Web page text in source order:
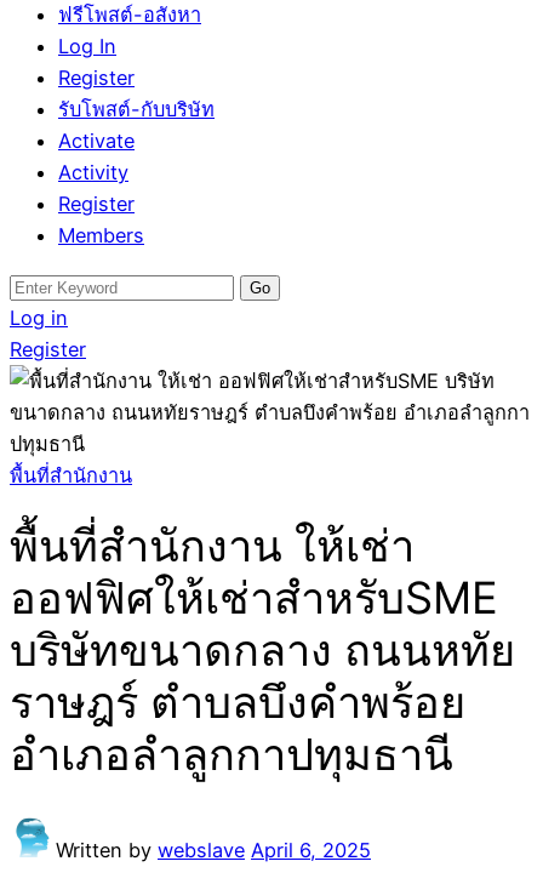
ฟรีโพสต์-อสังหา
Log In
Register
รับโพสต์-กับบริษัท
Activate
Activity
Register
Members
Search
for:
Log in
Register
พื้นที่สำนักงาน
พื้นที่สำนักงาน ให้เช่า
ออฟฟิศให้เช่าสำหรับSME
บริษัทขนาดกลาง ถนนหทัย
ราษฎร์ ตำบลบึงคำพร้อย
อำเภอลำลูกกาปทุมธานี
Written by webslave April 6, 2025